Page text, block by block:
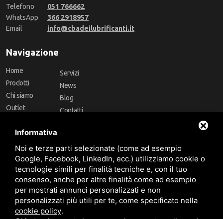
Telefono
051 766662
WhatsApp
366 2918957
Email
info@cbadeilubrificanti.it
Navigazione
Home
Prodotti
Chi siamo
Outlet
Marchi
Servizi
News
Blog
Contatti
Follow Us
Informativa
Noi e terze parti selezionate (come ad esempio
Google, Facebook, LinkedIn, ecc.) utilizziamo cookie o
tecnologie simili per finalità tecniche e, con il tuo
consenso, anche per altre finalità come ad esempio
per mostrati annunci personalizzati e non
personalizzati più utili per te, come specificato nella
cookie policy.